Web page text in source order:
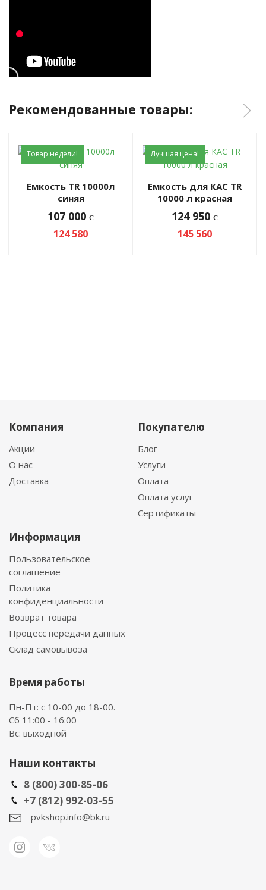
Рекомендованные товары:
Товар недели!
Емкость ТR 10000л
синяя
107 000 c
124 580
Лучшая цена!
Емкость для КАС TR
10000 л красная
124 950 c
145 560
Компания
Акции
О нас
Доставка
Покупателю
Блог
Услуги
Оплата
Оплата услуг
Сертификаты
Информация
Пользовательское
соглашение
Политика
конфиденциальности
Возврат товара
Процесс передачи данных
Склад самовывоза
Время работы
Пн-Пт: с 10-00 до 18-00.
Сб 11:00 - 16:00
Вс: выходной
Наши контакты
8 (800) 300-85-06
+7 (812) 992-03-55
pvkshop.info@bk.ru